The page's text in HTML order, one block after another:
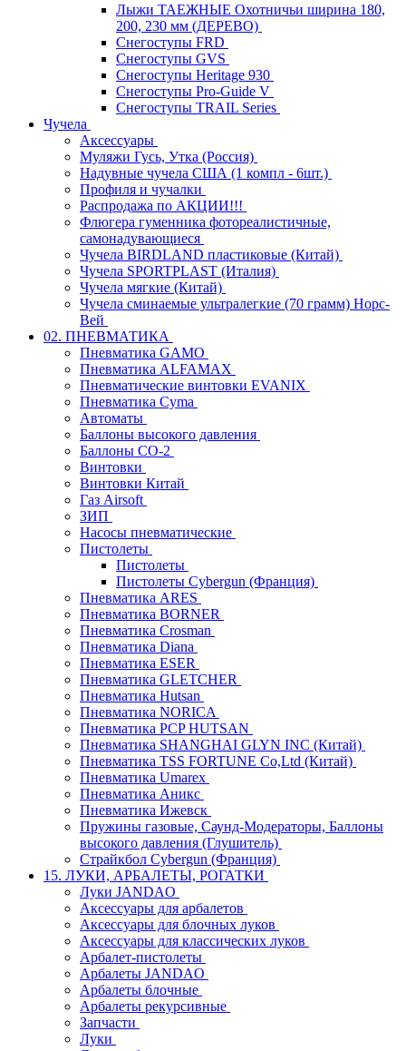
Лыжи ТАЕЖНЫЕ Охотничьи ширина 180,
200, 230 мм (ДЕРЕВО)
Снегоступы FRD
Снегоступы GVS
Снегоступы Heritage 930
Снегоступы Pro-Guide V
Снегоступы TRAIL Series
Чучела
Аксессуары
Муляжи Гусь, Утка (Россия)
Надувные чучела США (1 компл - 6шт.)
Профиля и чучалки
Распродажа по АКЦИИ!!!
Флюгера гуменника фотореалистичные,
самонадувающиеся
Чучела BIRDLAND пластиковые (Китай)
Чучела SPORTPLAST (Италия)
Чучела мягкие (Китай)
Чучела сминаемые ультралегкие (70 грамм) Норс-
Вей
02. ПНЕВМАТИКА
Пневматика GAMO
Пневматика ALFAMAX
Пневматические винтовки EVANIX
Пневматика Cyma
Автоматы
Баллоны высокого давления
Баллоны СО-2
Винтовки
Винтовки Китай
Газ Airsoft
ЗИП
Насосы пневматические
Пистолеты
Пистолеты
Пистолеты Cybergun (Франция)
Пневматика ARES
Пневматика BORNER
Пневматика Crosman
Пневматика Diana
Пневматика ESER
Пневматика GLETCHER
Пневматика Hutsan
Пневматика NORICA
Пневматика PCP HUTSAN
Пневматика SHANGHAI GLYN INC (Китай)
Пневматика TSS FORTUNE Co,Ltd (Китай)
Пневматика Umarex
Пневматика Аникс
Пневматика Ижевск
Пружины газовые, Саунд-Модераторы, Баллоны
высокого давления (Глушитель)
Страйкбол Cybergun (Франция)
15. ЛУКИ, АРБАЛЕТЫ, РОГАТКИ
Луки JANDAO
Аксессуары для арбалетов
Аксессуары для блочных луков
Аксессуары для классических луков
Арбалет-пистолеты
Арбалеты JANDAO
Арбалеты блочные
Арбалеты рекурсивные
Запчасти
Луки